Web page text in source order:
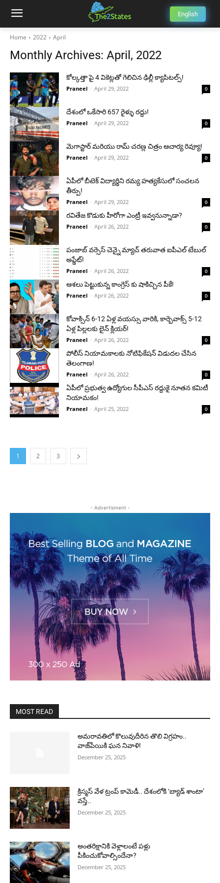
English
Home 2022 April
Monthly Archives: April, 2022
కోల్కత్తా పై 4 వికెట్లతో గెలిచిన ఢిల్లీ క్యాపిటల్స్!
Praneel - April 29, 2022 0
దేశంలో ఒకేసారి 657 రైళ్ళు రద్దు!
Praneel - April 29, 2022 0
మెగాస్టార్ మరియు రామ్‌ చరణ్ల చిత్రం ఆచార్య రివ్యూ!
Praneel - April 29, 2022 0
ఏపీలో బీటెక్‌ విద్యార్థిని రమ్య హత్యకేసులో సంచలన
తీర్పు!
Praneel - April 29, 2022 0
రవితేజ కొడుకు హీరోగా ఎంట్రీ ఇవ్వనున్నాడా?
Praneel - April 26, 2022 0
పంజాబ్ వర్సెస్ చెన్నై మ్యాచ్ తరువాత ఐపీఎల్ టేబుల్
అప్డేట్!
Praneel - April 26, 2022 0
ఆశలు పెట్టుకున్న కాంగ్రెస్ కు షాకిచ్చిన పీకే!
Praneel - April 26, 2022 0
కోవాక్సిన్ 6-12 ఏళ్ల వయస్సు వారికి, కార్బెవాక్స్ 5-12
ఏళ్ల పిల్లలకు లైన్ క్లియర్!
Praneel - April 26, 2022 0
పోలీస్ నియామకాలకు నోటిఫికేషన్ విడుదల చేసిన
తెలంగాణ!
Praneel - April 26, 2022 0
ఏపీలో ప్రభుత్వ ఉద్యోగుల సీపీఎస్ రద్దుకై నూతన కమిటీ
నియామకం!
Praneel - April 25, 2022 0
1 2 3
- Advertisment -
MOST READ
అమరావతిలో కొలువుదీరిన తొలి విగ్రహం..
వాజ్‌పేయికి ఘన నివాళి!
December 25, 2025
క్రిస్మస్ వేళ ట్రంప్ కామెడీ.. దేశంలోకి ‘బ్యాడ్ శాంటా’
వస్తే..
December 25, 2025
అంతరిక్షానికి వెళ్లాలంటే పళ్లు
పీకించుకోవాల్సిందేనా?
December 25, 2025